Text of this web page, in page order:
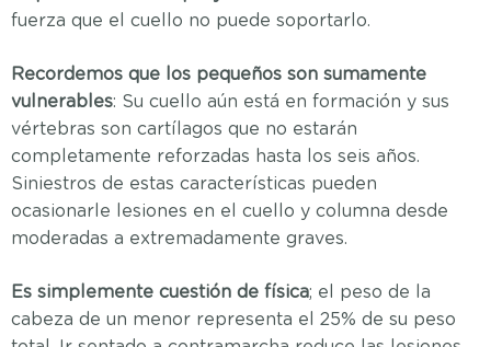
fuerza que el cuello no puede soportarlo.
Recordemos que los pequeños son sumamente
vulnerables: Su cuello aún está en formación y sus
vértebras son cartílagos que no estarán
completamente reforzadas hasta los seis años.
Siniestros de estas características pueden
ocasionarle lesiones en el cuello y columna desde
moderadas a extremadamente graves.
Es simplemente cuestión de física; el peso de la
cabeza de un menor representa el 25% de su peso